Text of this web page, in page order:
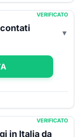
VERIFICATO
VERIFICATO
in Italia da